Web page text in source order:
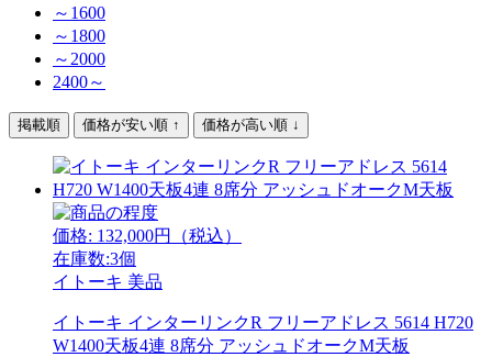
～1600
～1800
～2000
2400～
掲載順 価格が安い順 ↑ 価格が高い順 ↓
価格: 132,000円（税込）
在庫数:3個
イトーキ 美品
イトーキ インターリンクR フリーアドレス 5614 H720
W1400天板4連 8席分 アッシュドオークM天板